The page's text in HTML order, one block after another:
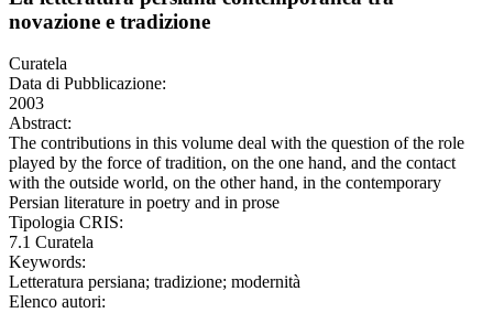
novazione e tradizione
Curatela
Data di Pubblicazione:
2003
Abstract:
The contributions in this volume deal with the question of the role
played by the force of tradition, on the one hand, and the contact
with the outside world, on the other hand, in the contemporary
Persian literature in poetry and in prose
Tipologia CRIS:
7.1 Curatela
Keywords:
Letteratura persiana; tradizione; modernità
Elenco autori: